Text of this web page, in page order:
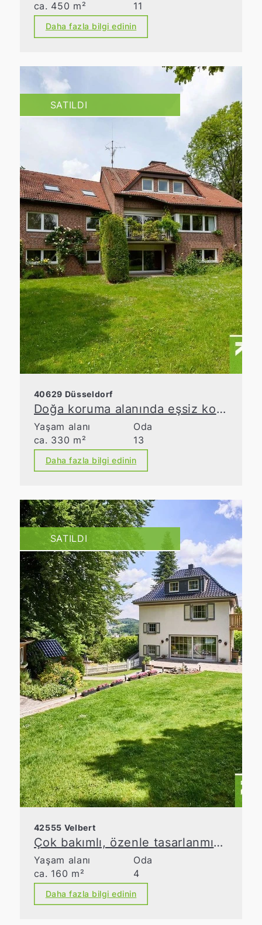
ca. 450 m² 11
Daha fazla bilgi edinin
SATILDI
40629 Düsseldorf
Doğa koruma alanında eşsiz konum
Yaşam alanı
ca. 330 m²
Oda
13
Daha fazla bilgi edinin
SATILDI
42555 Velbert
Çok bakımlı, özenle tasarlanmış bahçesi olan müstakil ev!
Yaşam alanı
ca. 160 m²
Oda
4
Daha fazla bilgi edinin